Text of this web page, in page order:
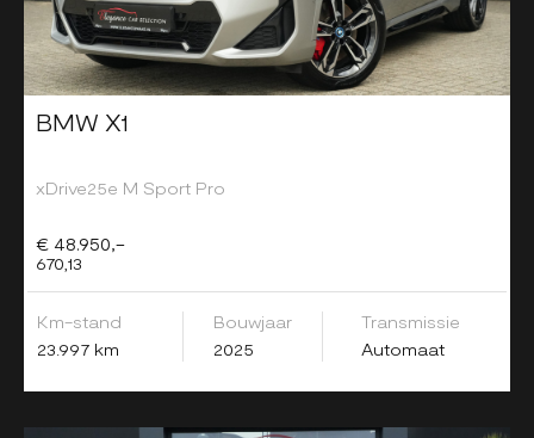
BMW X1
xDrive25e M Sport Pro
€ 48.950,-
670,13
Km-stand
23.997 km
Bouwjaar
2025
Transmissie
Automaat